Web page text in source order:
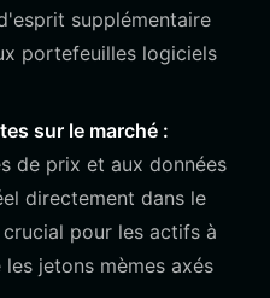
supplémentaire
portefeuilles logiciels
sur le marché :
de prix et aux données
directement dans le
pour les actifs à
jetons mèmes axés